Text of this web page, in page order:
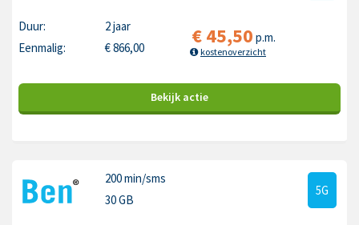
Duur:
2 jaar
Eenmalig:
€866,00 €45,50 p.m.
kostenoverzicht
Bekijk actie
200 min/sms
30 GB
5G